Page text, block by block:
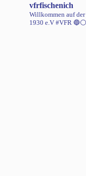
vfrfischenich
Willkommen auf
1930 e.V #VFR 🔵⚪️